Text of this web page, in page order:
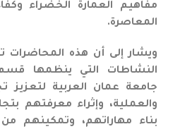
مفاهيم العمارة الخضراء
المعاصرة.
ويشار إلى أن هذه
النشاطات التي ينظمها
جامعة عمان العربية لتعزيز
والعملية، وإثراء معرفتهم
بناء مهاراتهم، وتمكينهم